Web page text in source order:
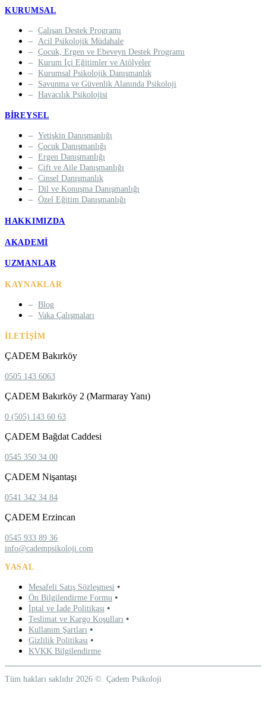
KURUMSAL
Çalışan Destek Programı
Acil Psikolojik Müdahale
Çocuk, Ergen ve Ebeveyn Destek Programı
Kurum İçi Eğitimler ve Atölyeler
Kurumsal Psikolojik Danışmanlık
Savunma ve Güvenlik Alanında Psikoloji
Havacılık Psikolojisi
BIREYSEL
Yetişkin Danışmanlığı
Çocuk Danışmanlığı
Ergen Danışmanlığı
Çift ve Aile Danışmanlığı
Cinsel Danışmanlık
Dil ve Konuşma Danışmanlığı
Özel Eğitim Danışmanlığı
HAKKIMIZDA
AKADEMI
UZMANLAR
KAYNAKLAR
Blog
Vaka Çalışmaları
İLETIŞIM
ÇADEM Bakırköy
0505 143 6063
ÇADEM Bakırköy 2 (Marmaray Yanı)
0 (505) 143 60 63
ÇADEM Bağdat Caddesi
0545 350 34 00
ÇADEM Nişantaşı
0541 342 34 84
ÇADEM Erzincan
0545 933 89 36
info@cadempsikoloji.com
YASAL
Mesafeli Satış Sözleşmesi •
Ön Bilgilendirme Formu •
İptal ve İade Politikası •
Teslimat ve Kargo Koşulları •
Kullanım Şartları •
Gizlilik Politikası •
KVKK Bilgilendirme
Tüm hakları saklıdır 2026 ©. Çadem Psikoloji